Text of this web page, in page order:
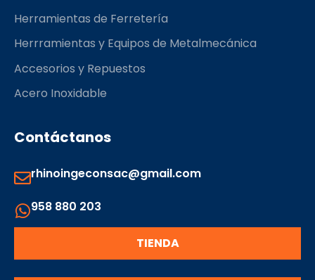
Herramientas de Ferretería
Herrramientas y Equipos de Metalmecánica
Accesorios y Repuestos
Acero Inoxidable
Contáctanos
rhinoingeconsac@gmail.com
958 880 203
TIENDA